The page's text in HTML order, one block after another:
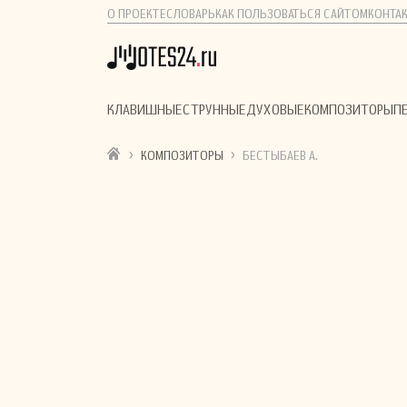
О ПРОЕКТЕСЛОВАРЬ КАК ПОЛЬЗОВАТЬСЯ САЙТОМ
КЛАВИШНЫЕСТРУННЫЕДУХОВЫЕКОМПОЗИТОРЫ
› КОМПОЗИТОРЫ › БЕСТЫБАЕВ А.